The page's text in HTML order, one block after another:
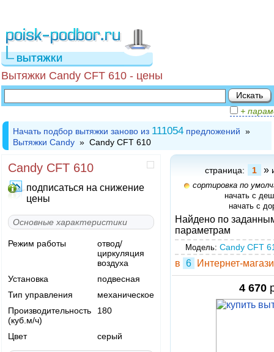
ВЫТЯЖКИ
Вытяжки Candy CFT 610 - цены
+
Начать подбор вытяжки заново из 111054 предложений »
Вытяжки Candy » Candy CFT 610
Candy CFT 610
подписаться на снижение
цены
Основные характеристики
Режим работы
отвод/
циркуляция
воздуха
Установка
подвесная
Тип управления
механическое
Производительность
(куб.м/ч)
180
Цвет серый
страница: 1 »
сортировка по
начать с
начать с
Найдено по
параметрам
Модель: Candy CFT
в 6 Интернет-
4 670